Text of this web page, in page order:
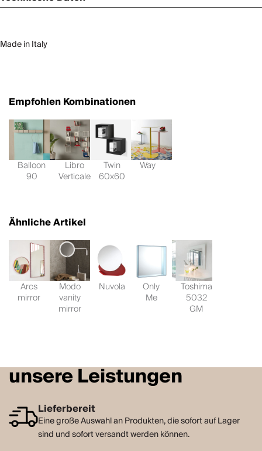
Made in Italy
Empfohlen Kombinationen
Balloon
90
Libro
Verticale
Twin
60x60
Way
Ähnliche Artikel
Arcs
mirror
Modo
vanity
mirror
Nuvola Only
Me
Toshima
5032
GM
unsere Leistungen
Lieferbereit
Eine große Auswahl an Produkten, die sofort auf Lager
sind und sofort versandt werden können.